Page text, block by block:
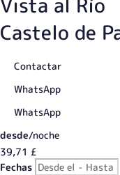
Castelo de
Contactar
WhatsApp
WhatsApp
desde/noche
39,71 £
Fechas